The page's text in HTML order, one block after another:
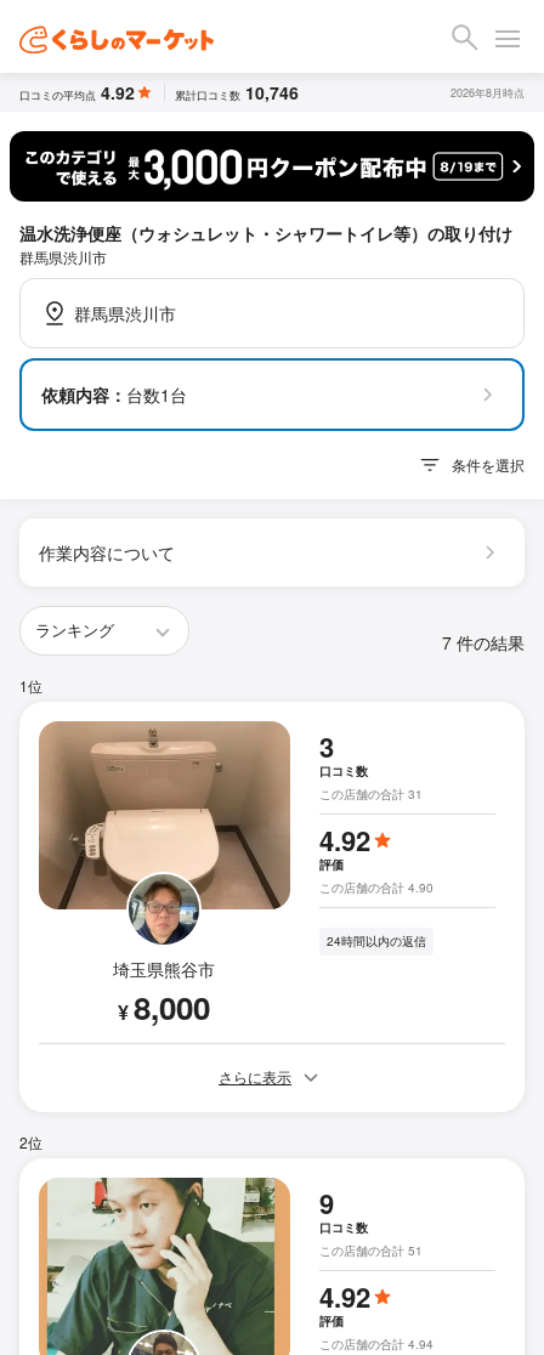
口コミの平均点 4.92 累計口コミ数 10,746 2026年8月時点
温水洗浄便座（ウォシュレット・シャワートイレ等）の取り付け
群馬県渋川市
群馬県渋川市
依頼内容： 台数1台
条件を選択
作業内容について
7 件の結果
1位
埼玉県熊谷市
¥8,000
3
口コミ数
この店舗の合計 31
4.92
評価
この店舗の合計 4.90
24時間以内の返信
さらに表示
2位
9
口コミ数
この店舗の合計 51
4.92
評価
この店舗の合計 4.94